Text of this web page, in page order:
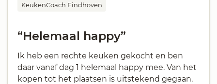
KeukenCoach Eindhoven
“Helemaal happy”
Ik heb een rechte keuken gekocht en ben
daar vanaf dag 1 helemaal happy mee. Van het
kopen tot het plaatsen is uitstekend gegaan.